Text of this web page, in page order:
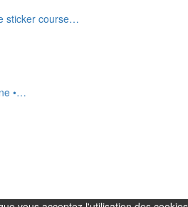
sticker course…
•…